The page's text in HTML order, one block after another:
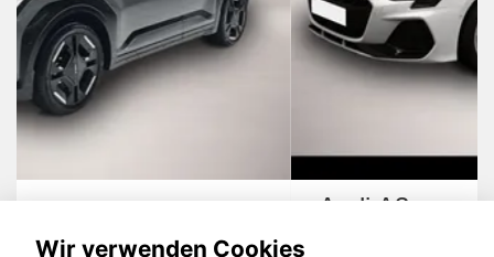
Wir verwenden Cookies